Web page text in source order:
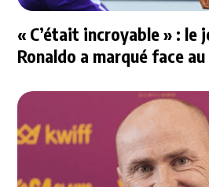
« C’était incroyable » : le
Ronaldo a marqué face au